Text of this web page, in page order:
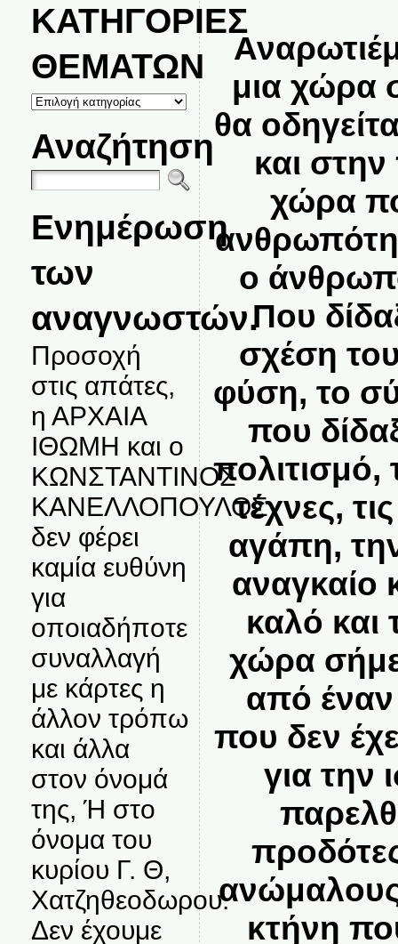
ΚΑΤΗΓΟΡΙΕΣ
ΘΕΜΑΤΩΝ
ΚΑΤΗΓΟΡΙΕΣ
ΘΕΜΑΤΩΝ
Αναζήτηση
Ενημέρωση
των
αναγνωστών.
Προσοχή
στις απάτες,
η ΑΡΧΑΙΑ
ΙΘΩΜΗ και ο
ΚΩΝΣΤΑΝΤΙΝΟΣ
ΚΑΝΕΛΛΟΠΟΥΛΟΣ
δεν φέρει
καμία ευθύνη
για
οποιαδήποτε
συναλλαγή
με κάρτες η
άλλον τρόπω
και άλλα
στον όνομά
της, Ή στο
όνομα του
κυρίου Γ. Θ,
Χατζηθεοδωρου.
Δεν έχουμε
μια χώρα
θα
και
χώρα
ο
Που
σχέση
φύση, το
που
πολιτισμό,
τέχνες,
αγάπη, την
αναγκαίο
καλό και
χώρα
από
που δεν
για την
κτήνη